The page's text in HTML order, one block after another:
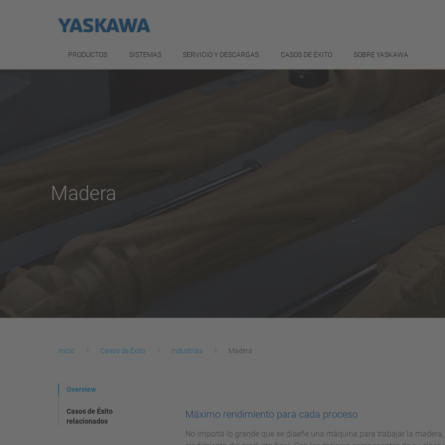
PRODUCTOS SISTEMAS SERVICIO Y DESCARGAS CASOS DE ÉXITO SOBRE YASKAWA
Madera
Inicio Casos de Éxito Industrias Madera
Overview
Casos de Éxito
relacionados
Máximo rendimiento para cada proceso
No importa lo grande que se diseñe una máquina para trabajar la